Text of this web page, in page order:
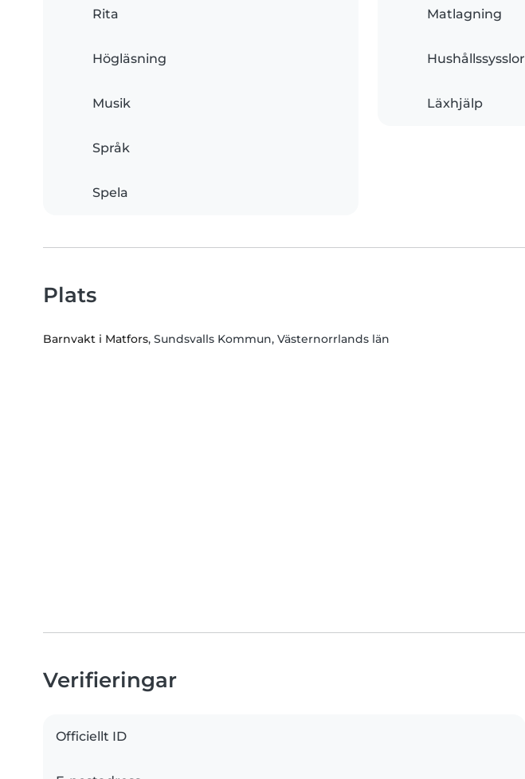
Rita
Högläsning
Musik
Språk
Spela
Matlagning
Hushållssysslor
Läxhjälp
Plats
Barnvakt i Matfors, Sundsvalls Kommun, Västernorrlands län
Verifieringar
Officiellt ID